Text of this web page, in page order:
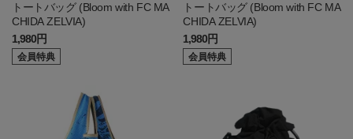
トートバッグ (Bloom with FC MA
CHIDA ZELVIA)
1,980円
会員特典
トートバッグ (Bloom with FC MA
CHIDA ZELVIA)
1,980円
会員特典